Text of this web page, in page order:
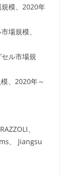
模、2020年
場規模、
ル市場規
、2020年～
、
、 Jiangsu